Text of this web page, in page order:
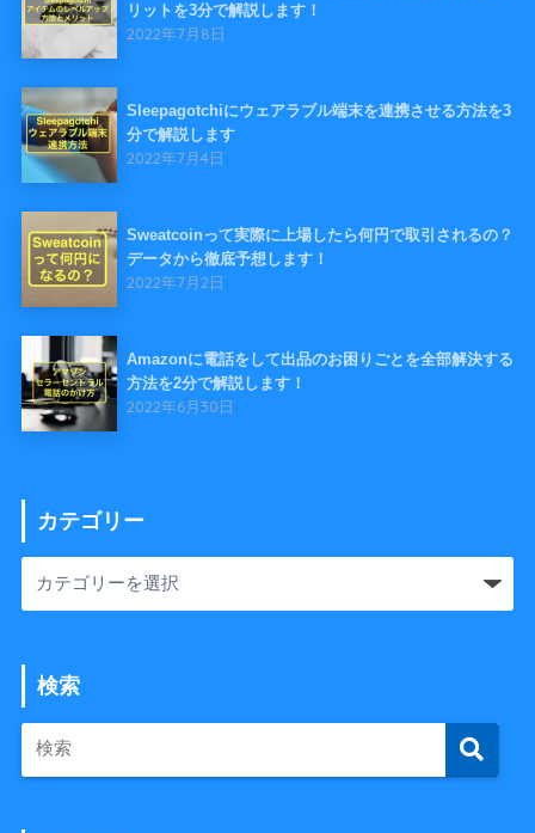
リットを3分で解説します！
2022年7月8日
Sleepagotchiにウェアラブル端末を連携させる方法を3
分で解説します
2022年7月4日
Sweatcoinって実際に上場したら何円で取引されるの？
データから徹底予想します！
2022年7月2日
Amazonに電話をして出品のお困りごとを全部解決する
方法を2分で解説します！
2022年6月30日
カテゴリー
検索